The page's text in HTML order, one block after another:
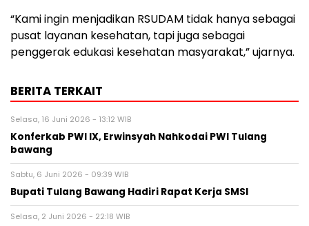
“Kami ingin menjadikan RSUDAM tidak hanya sebagai
pusat layanan kesehatan, tapi juga sebagai
penggerak edukasi kesehatan masyarakat,” ujarnya.
BERITA TERKAIT
Selasa, 16 Juni 2026 - 13:12 WIB
Konferkab PWI IX, Erwinsyah Nahkodai PWI Tulang
bawang ‎
Sabtu, 6 Juni 2026 - 09:39 WIB
Bupati Tulang Bawang Hadiri Rapat Kerja SMSI ‎
Selasa, 2 Juni 2026 - 22:18 WIB